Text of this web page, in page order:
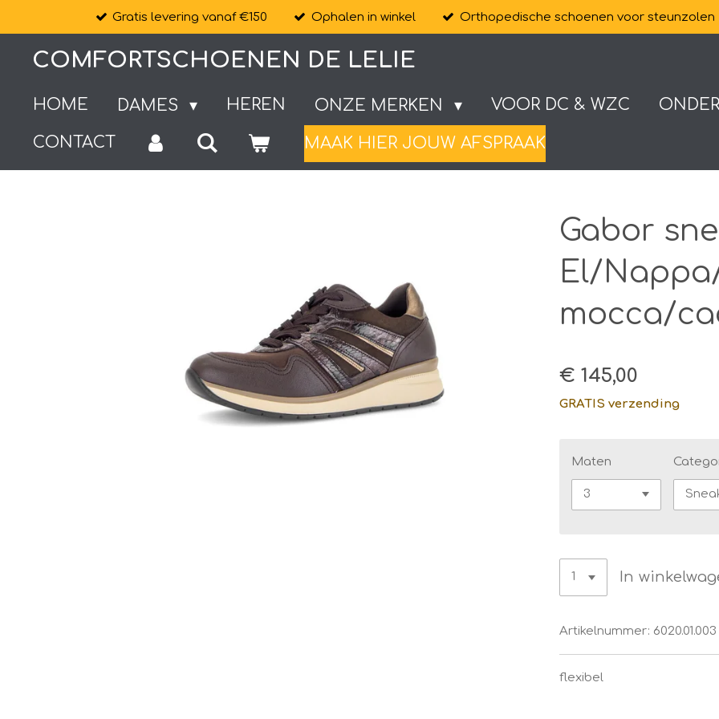
hoofdinhoud
Gratis levering vanaf €150 Ophalen in winkel Orthopedische schoenen voor steunzolen
COMFORTSCHOENEN DE LELIE
HOME DAMES HEREN ONZE MERKEN VOOR DC & WZC
CONTACT MAAK HIER JOUW AFSPRAAK
Gabor
El/
mocca/
€ 145,00
GRATIS verzending
Maten
In
Artikelnummer: 6020.01.003
flexibel